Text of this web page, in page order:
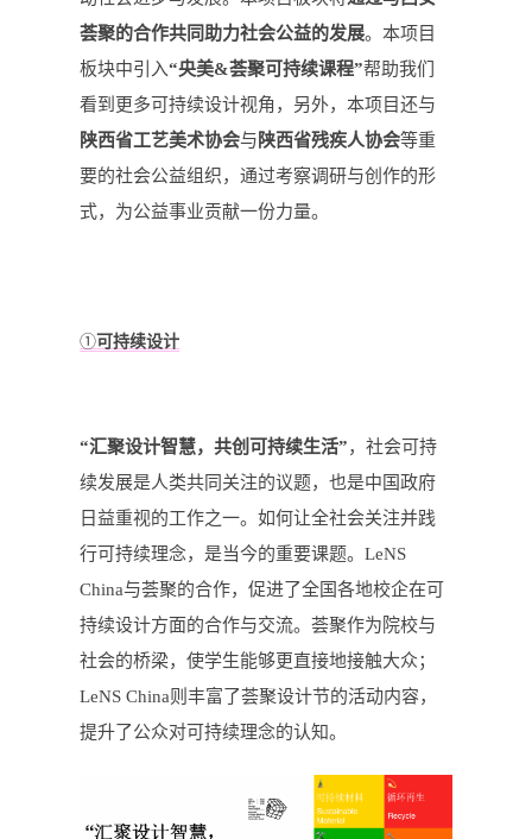
荟聚的合作共同助力社会公益的发展。本项目
板块中引入“央美&荟聚可持续课程”帮助我们
看到更多可持续设计视角，另外，本项目还与
陕西省工艺美术协会与陕西省残疾人协会等重
要的社会公益组织，通过考察调研与创作的形
式，为公益事业贡献一份力量。
①可持续设计
“汇聚设计智慧，共创可持续生活”，社会可持
续发展是人类共同关注的议题，也是中国政府
日益重视的工作之一。如何让全社会关注并践
行可持续理念，是当今的重要课题。LeNS
China与荟聚的合作，促进了全国各地校企在可
持续设计方面的合作与交流。荟聚作为院校与
社会的桥梁，使学生能够更直接地接触大众；
LeNS China则丰富了荟聚设计节的活动内容，
提升了公众对可持续理念的认知。